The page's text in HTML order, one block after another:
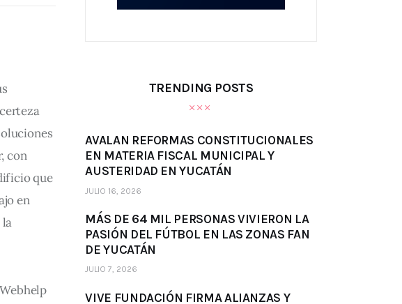
con
que
en
la
TRENDING POSTS
AVALAN REFORMAS CONSTITUCIONALES
EN MATERIA FISCAL MUNICIPAL Y
AUSTERIDAD EN YUCATÁN
JULIO 16, 2026
MÁS DE 64 MIL PERSONAS VIVIERON LA
PASIÓN DEL FÚTBOL EN LAS ZONAS FAN
DE YUCATÁN
JULIO 7, 2026
VIVE FUNDACIÓN FIRMA ALIANZAS Y